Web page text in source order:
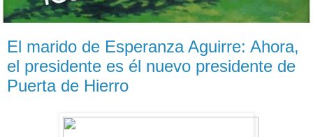
El marido de Esperanza Aguirre: Ahora,
el presidente es él nuevo presidente de
Puerta de Hierro